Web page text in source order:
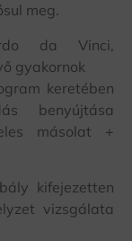
meg.
da Vinci,
gyakornok
keretében
benyújtása
másolat +
kifejezetten
vizsgálata